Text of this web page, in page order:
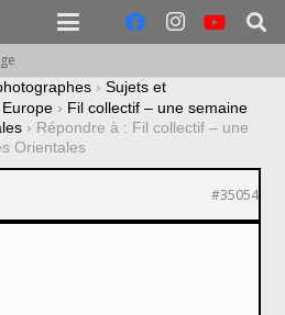
› Sujets et
› Fil collectif – une semaine
› Répondre à : Fil collectif – une
Orientales
#35054